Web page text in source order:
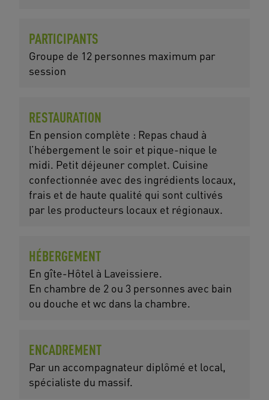
PARTICIPANTS
Groupe de 12 personnes maximum par
session
RESTAURATION
En pension complète : Repas chaud à
l’hébergement le soir et pique-nique le
midi. Petit déjeuner complet. Cuisine
confectionnée avec des ingrédients locaux,
frais et de haute qualité qui sont cultivés
par les producteurs locaux et régionaux.
HÉBERGEMENT
En gîte-Hôtel à Laveissiere.
En chambre de 2 ou 3 personnes avec bain
ou douche et wc dans la chambre.
ENCADREMENT
Par un accompagnateur diplômé et local,
spécialiste du massif.